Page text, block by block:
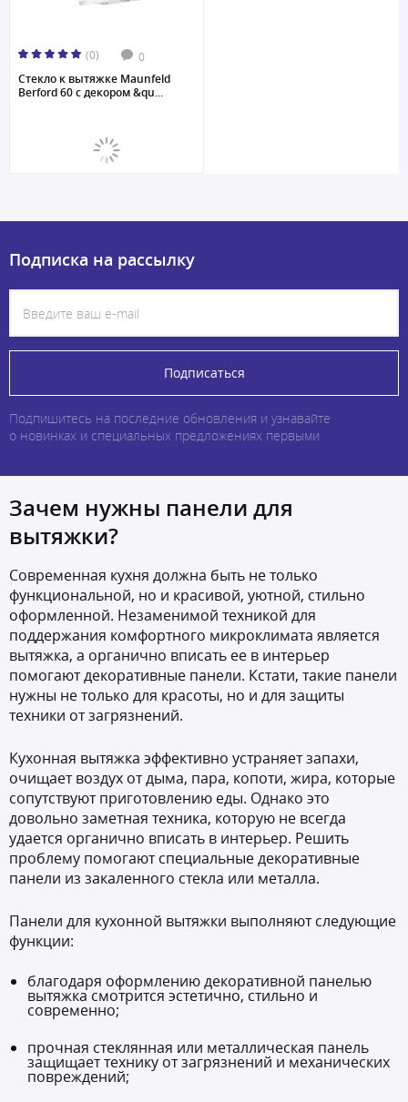
(0) 0
Стекло к вытяжке Maunfeld
Berford 60 с декором &qu...
Подписка на рассылку
Подписаться
Подпишитесь на последние обновления и узнавайте
о новинках и специальных предложениях первыми
Зачем нужны панели для
вытяжки?
Современная кухня должна быть не только
функциональной, но и красивой, уютной, стильно
оформленной. Незаменимой техникой для
поддержания комфортного микроклимата является
вытяжка, а органично вписать ее в интерьер
помогают декоративные панели. Кстати, такие панели
нужны не только для красоты, но и для защиты
техники от загрязнений.
Кухонная вытяжка эффективно устраняет запахи,
очищает воздух от дыма, пара, копоти, жира, которые
сопутствуют приготовлению еды. Однако это
довольно заметная техника, которую не всегда
удается органично вписать в интерьер. Решить
проблему помогают специальные декоративные
панели из закаленного стекла или металла.
Панели для кухонной вытяжки выполняют следующие
функции:
благодаря оформлению декоративной панелью
вытяжка смотрится эстетично, стильно и
современно;
прочная стеклянная или металлическая панель
защищает технику от загрязнений и механических
повреждений;